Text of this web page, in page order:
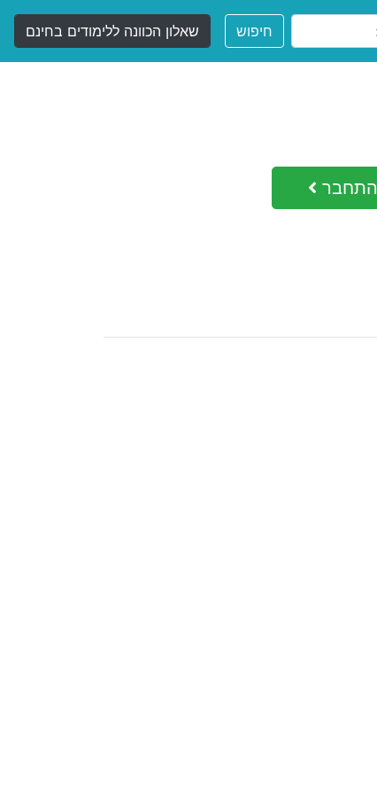
חיפוש שאלון הכוונה ללימודים בחינם
התחבר